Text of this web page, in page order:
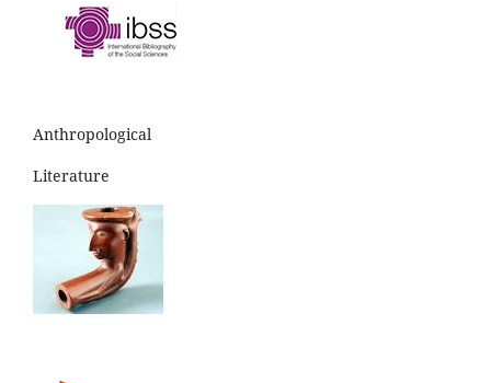
Anthropological
Literature